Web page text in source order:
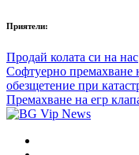
Приятели:
Продай колата си на нас
Софтуерно премахване
обезщетение при
Премахване на егр